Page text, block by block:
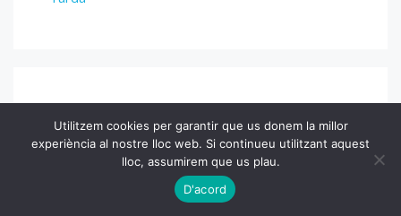
Utilitzem cookies per garantir que us donem la millor
experiència al nostre lloc web. Si continueu utilitzant aquest
lloc, assumirem que us plau.
D'acord